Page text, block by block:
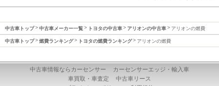
中古車トップ 中古車メーカー一覧 トヨタの中古車 アリオンの中古車 アリオンの燃費
中古車トップ 燃費ランキング トヨタの燃費ランキング アリオンの燃費
中古車情報ならカーセンサー
カーセンサーエッジ・輸入車
車買取・車査定
中古車リース